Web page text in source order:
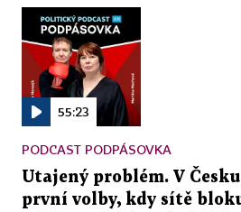
55:23
PODCAST PODPÁSOVKA
Utajený problém. V
první volby, kdy sítě